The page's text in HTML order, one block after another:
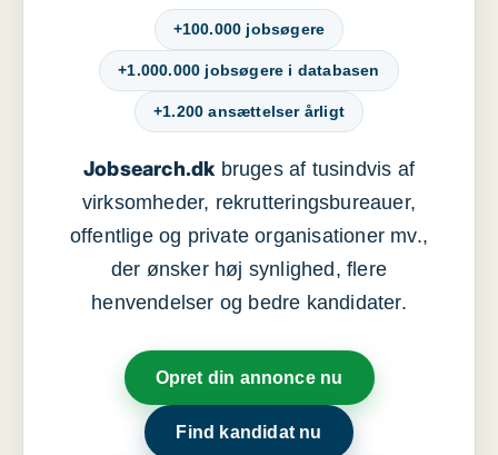
+100.000 jobsøgere
+1.000.000 jobsøgere i databasen
+1.200 ansættelser årligt
Jobsearch.dkbruges af tusindvis af
virksomheder, rekrutteringsbureauer,
offentlige og private organisationer mv.,
der ønsker høj synlighed, flere
henvendelser og bedre kandidater.
Opret din annonce nu
Find kandidat nu